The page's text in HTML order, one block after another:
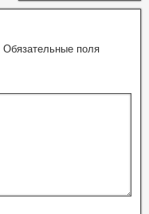
Обязательные поля